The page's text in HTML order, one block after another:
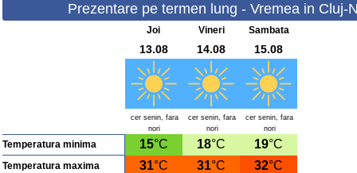
Prezentare pe termen lung - Vremea in Cluj-
Joi Vineri Sambata
13.08 14.08 15.08
cer senin, fara
nori
cer senin, fara
nori
cer senin, fara
nori
Temperatura minima 15°C 18°C 19°C
Temperatura maxima 31°C 31°C 32°C